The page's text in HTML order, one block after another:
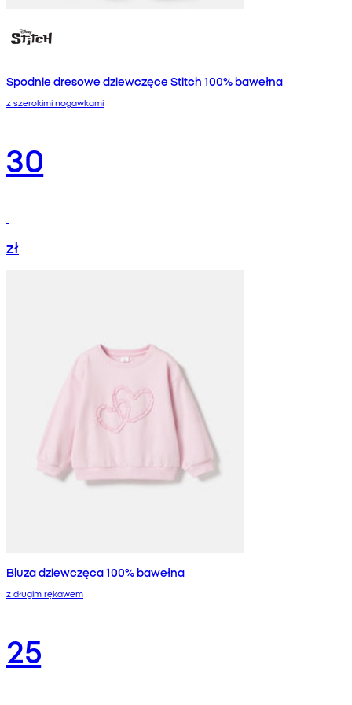
Spodnie dresowe dziewczęce Stitch 100% bawełna
z szerokimi nogawkami
30
zł
Bluza dziewczęca 100% bawełna
z długim rękawem
25